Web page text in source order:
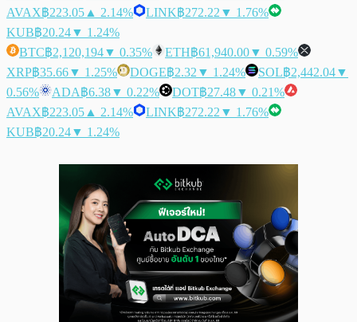
AVAX฿223.05 ▲ 2.14% LINK฿272.22 ▼ 1.76%
KUB฿20.24▼ 1.24%
BTC฿2,120,194▼ 0.35% ETH฿61,940.00▼ 0.59%
XRP฿35.66▼ 1.25% DOGE฿2.32 ▼ 1.24% SOL฿2,442.04▼
0.56%
ADA฿6.38▼ 0.22% DOT฿27.48▼ 0.21%
AVAX฿223.05 ▲ 2.14% LINK฿272.22 ▼ 1.76%
KUB฿20.24▼ 1.24%